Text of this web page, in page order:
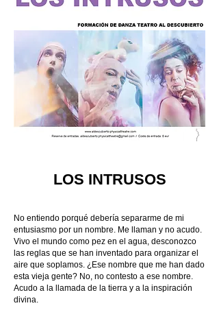
LOS INTRUSOS
No entiendo porqué debería separarme de mi
entusiasmo por un nombre. Me llaman y no acudo.
Vivo el mundo como pez en el agua, desconozco
las reglas que se han inventado para organizar el
aire que soplamos. ¿Ese nombre que me han dado
esta vieja gente? No, no contesto a ese nombre.
Acudo a la llamada de la tierra y a la inspiración
divina.